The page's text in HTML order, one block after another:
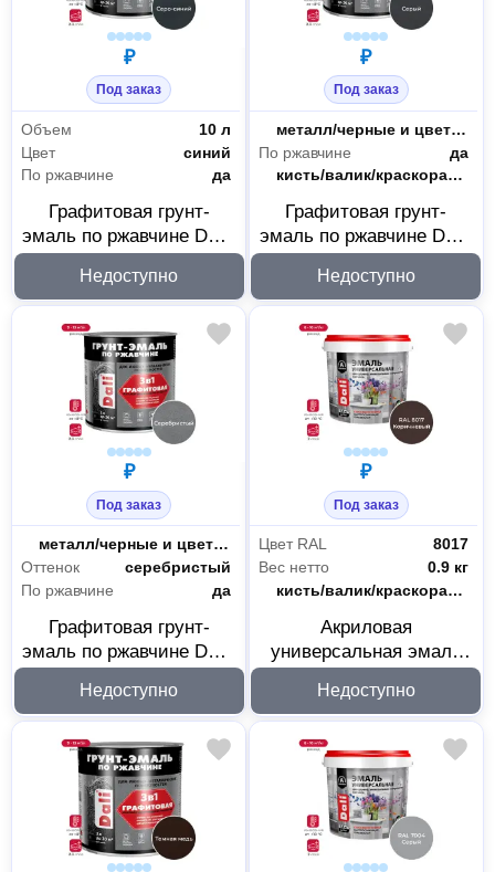
₽
Под заказ
Объем
10 л
Цвет
синий
По ржавчине
да
Графитовая грунт-
эмаль по ржавчине DALI
221460
Недоступно
₽
Под заказ
Основания
металл/черные и цветные металлы/сталь
По ржавчине
да
Способ нанесения
кисть/валик/краскораспылитель
Графитовая грунт-
эмаль по ржавчине DALI
Недоступно
₽
Под заказ
Основания
металл/черные и цветные металлы/сталь
Оттенок
серебристый
По ржавчине
да
Графитовая грунт-
эмаль по ржавчине DALI
221459
Недоступно
₽
Под заказ
Цвет RAL
8017
Вес нетто
0.9 кг
Способ нанесения
кисть/валик/краскораспылитель
Акриловая
универсальная эмаль
коричневая
полуматовая 0.9 кг
221444
Недоступно